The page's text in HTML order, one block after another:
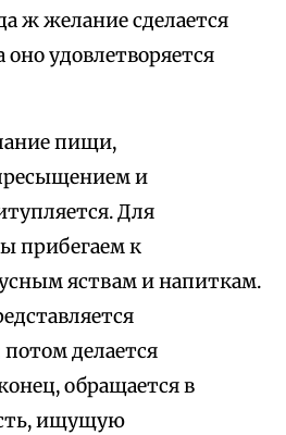
ж желание сделается
удовлетворяется
пищи,
и
Для
прибегаем к
яствам и напиткам.
делается
обращается в
ищущую